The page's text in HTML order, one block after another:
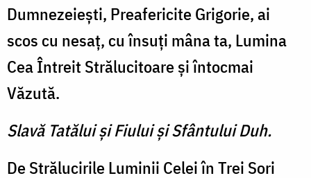
Dumnezeieşti, Preafericite Grigorie, ai
scos cu nesaţ, cu însuţi mâna ta, Lumina
Cea Întreit Strălucitoare şi întocmai
Văzută.
Slavă Tatălui şi Fiului şi Sfântului Duh.
De Strălucirile Luminii Celei în Trei Sori